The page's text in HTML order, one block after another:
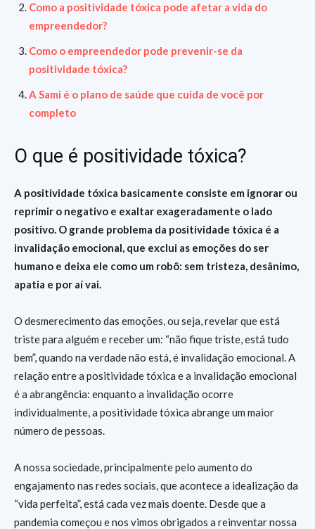
Como a positividade tóxica pode afetar a vida do
empreendedor?
Como o empreendedor pode prevenir-se da
positividade tóxica?
A Sami é o plano de saúde que cuida de você por
completo
O que é positividade tóxica?
A positividade tóxica basicamente consiste em ignorar ou
reprimir o negativo e exaltar exageradamente o lado
positivo. O grande problema da positividade tóxica é a
invalidação emocional, que exclui as emoções do ser
humano e deixa ele como um robô: sem tristeza, desânimo,
apatia e por aí vai.
O desmerecimento das emoções, ou seja, revelar que está
triste para alguém e receber um: “não fique triste, está tudo
bem”, quando na verdade não está, é invalidação emocional. A
relação entre a positividade tóxica e a invalidação emocional
é a abrangência: enquanto a invalidação ocorre
individualmente, a positividade tóxica abrange um maior
número de pessoas.
A nossa sociedade, principalmente pelo aumento do
engajamento nas redes sociais, que acontece a idealização da
“vida perfeita”, está cada vez mais doente. Desde que a
pandemia começou e nos vimos obrigados a reinventar nossa